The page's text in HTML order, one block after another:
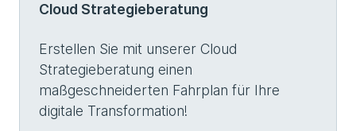
Cloud Strategieberatung
Erstellen Sie mit unserer Cloud
Strategieberatung einen
maßgeschneiderten Fahrplan für Ihre
digitale Transformation!